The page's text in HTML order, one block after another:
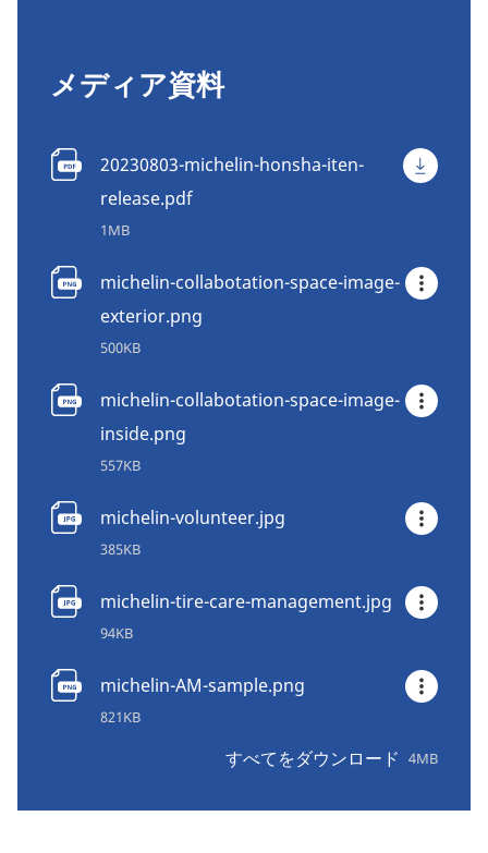
メディア資料
20230803-michelin-honsha-iten-
release.pdf
1MB
michelin-collabotation-space-image-
exterior.png
500KB
michelin-collabotation-space-image-
inside.png
557KB
michelin-volunteer.jpg
385KB
michelin-tire-care-management.jpg
94KB
michelin-AM-sample.png
821KB
すべてをダウンロード 4MB